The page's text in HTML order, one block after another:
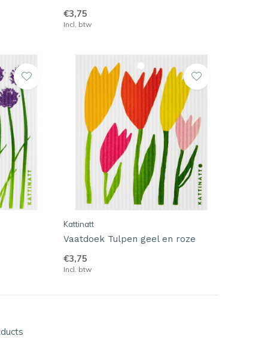
€3,75
Incl. btw
Kattinatt
Vaatdoek Tulpen geel en roze
€3,75
Incl. btw